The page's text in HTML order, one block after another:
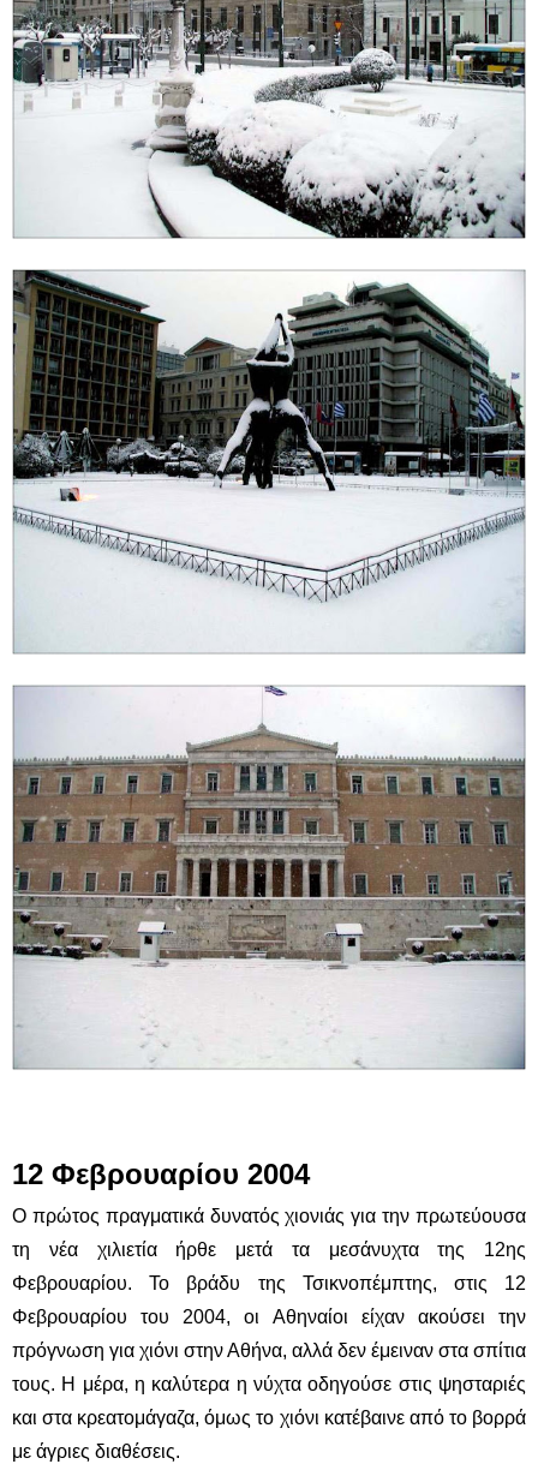
12 Φεβρουαρίου 2004
Ο πρώτος πραγματικά δυνατός χιονιάς για την πρωτεύουσα
τη νέα χιλιετία ήρθε μετά τα μεσάνυχτα της 12ης
Φεβρουαρίου. Το βράδυ της Τσικνοπέμπτης, στις 12
Φεβρουαρίου του 2004, οι Αθηναίοι είχαν ακούσει την
πρόγνωση για χιόνι στην Αθήνα, αλλά δεν έμειναν στα σπίτια
τους. Η μέρα, η καλύτερα η νύχτα οδηγούσε στις ψησταριές
και στα κρεατομάγαζα, όμως το χιόνι κατέβαινε από το βορρά
με άγριες διαθέσεις.